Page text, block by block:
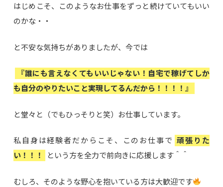
はじめこそ、このようなお仕事をずっと続けていてもいい
のかな・・
と不安な気持ちがありましたが、今では
『誰にも言えなくてもいいじゃない！自宅で稼げてしか
も自分のやりたいこと実現してるんだから！！！！』
と堂々と（でもひっそりと笑）お仕事しています。
私自身は経験者だからこそ、このお仕事で 頑張りた
い！！！
という方を全力で前向きに応援します＾＾
むしろ、そのような野心を抱いている方は大歓迎です